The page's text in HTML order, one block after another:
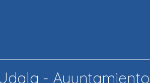
- Ayuntamiento